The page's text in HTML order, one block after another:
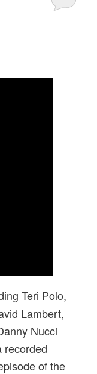
Teri Polo,
Lambert,
Nucci
recorded
of the